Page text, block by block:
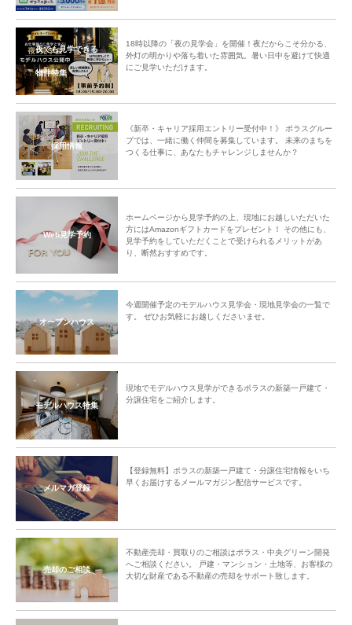
夜でも見学できる
物件特集
18時以降の「夜の見学会」を開催！夜だからこそ分かる、
外灯の明かりや落ち着いた雰囲気。暑い日中を避けて快適
にご見学いただけます。
採用情報
《新卒・キャリア採用エントリー受付中！》 ポラスグルー
プでは、一緒に働く仲間を募集しています。 未来のまちを
つくる仕事に、あなたもチャレンジしませんか？
Web見学予約
ホームページから見学予約の上、現地にお越しいただいた
方にはAmazonギフトカードをプレゼント！ その他にも、
見学予約をしていただくことで受けられるメリットがあ
り、断然おすすめです。
オープンハウス
今週開催予定のモデルハウス見学会・現地見学会の一覧で
す。 ぜひお気軽にお越しくださいませ。
モデルハウス特集
現地でモデルハウス見学ができるポラスの新築一戸建て・
分譲住宅をご紹介します。
メルマガ登録
【登録無料】ポラスの新築一戸建て・分譲住宅情報をいち
早くお届けするメールマガジン配信サービスです。
売却のご相談
不動産売却・買取りのご相談はポラス・中央グリーン開発
へご相談ください。 戸建・マンション・土地等、お客様の
大切な財産である不動産の売却をサポート致します。